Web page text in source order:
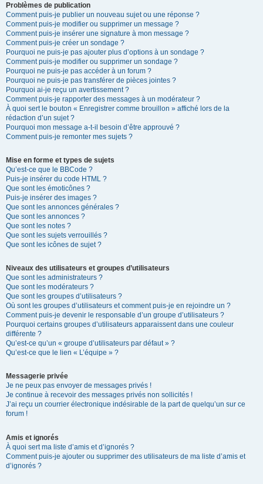
Problèmes de publication
Comment puis-je publier un nouveau sujet ou une réponse ?
Comment puis-je modifier ou supprimer un message ?
Comment puis-je insérer une signature à mon message ?
Comment puis-je créer un sondage ?
Pourquoi ne puis-je pas ajouter plus d’options à un sondage ?
Comment puis-je modifier ou supprimer un sondage ?
Pourquoi ne puis-je pas accéder à un forum ?
Pourquoi ne puis-je pas transférer de pièces jointes ?
Pourquoi ai-je reçu un avertissement ?
Comment puis-je rapporter des messages à un modérateur ?
À quoi sert le bouton « Enregistrer comme brouillon » affiché lors de la
rédaction d’un sujet ?
Pourquoi mon message a-t-il besoin d’être approuvé ?
Comment puis-je remonter mes sujets ?
Mise en forme et types de sujets
Qu’est-ce que le BBCode ?
Puis-je insérer du code HTML ?
Que sont les émoticônes ?
Puis-je insérer des images ?
Que sont les annonces générales ?
Que sont les annonces ?
Que sont les notes ?
Que sont les sujets verrouillés ?
Que sont les icônes de sujet ?
Niveaux des utilisateurs et groupes d’utilisateurs
Que sont les administrateurs ?
Que sont les modérateurs ?
Que sont les groupes d’utilisateurs ?
Où sont les groupes d’utilisateurs et comment puis-je en rejoindre un ?
Comment puis-je devenir le responsable d’un groupe d’utilisateurs ?
Pourquoi certains groupes d’utilisateurs apparaissent dans une couleur
différente ?
Qu’est-ce qu’un « groupe d’utilisateurs par défaut » ?
Qu’est-ce que le lien « L’équipe » ?
Messagerie privée
Je ne peux pas envoyer de messages privés !
Je continue à recevoir des messages privés non sollicités !
J’ai reçu un courrier électronique indésirable de la part de quelqu’un sur ce
forum !
Amis et ignorés
À quoi sert ma liste d’amis et d’ignorés ?
Comment puis-je ajouter ou supprimer des utilisateurs de ma liste d’amis et
d’ignorés ?